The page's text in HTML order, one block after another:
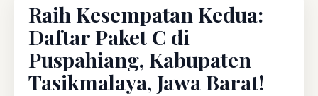
Raih Kesempatan Kedua:
Daftar Paket C di
Puspahiang, Kabupaten
Tasikmalaya, Jawa Barat!